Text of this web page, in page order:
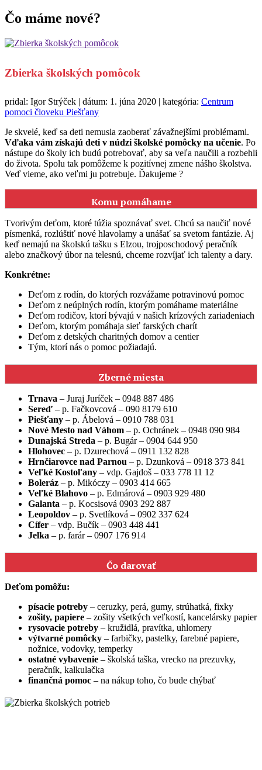
Čo máme nové?
Zbierka školských pomôcok
pridal: Igor Strýček | dátum: 1. júna 2020 | kategória: Centrum
pomoci človeku Piešťany
Je skvelé, keď sa deti nemusia zaoberať závažnejšími problémami.
Vďaka vám získajú deti v núdzi školské pomôcky na učenie. Po
nástupe do školy ich budú potrebovať, aby sa veľa naučili a rozbehli
do života. Spolu tak pomôžeme k pozitívnej zmene nášho školstva.
Veď vieme, ako veľmi ju potrebuje. Ďakujeme ?
Komu pomáhame
Tvorivým deťom, ktoré túžia spoznávať svet. Chcú sa naučiť nové
písmenká, rozlúštiť nové hlavolamy a unášať sa svetom fantázie. Aj
keď nemajú na školskú tašku s Elzou, trojposchodový peračník
alebo značkový úbor na telesnú, chceme rozvíjať ich talenty a dary.
Konkrétne:
Deťom z rodín, do ktorých rozvážame potravinovú pomoc
Deťom z neúplných rodín, ktorým pomáhame materiálne
Deťom rodičov, ktorí bývajú v našich krízových zariadeniach
Deťom, ktorým pomáhaja sieť farských charít
Deťom z detských charitných domov a centier
Tým, ktorí nás o pomoc požiadajú.
Zberné miesta
Trnava – Juraj Juríček – 0948 887 486
Sereď – p. Fačkovcová – 090 8179 610
Piešťany – p. Ábelová – 0910 788 031
Nové Mesto nad Váhom – p. Ochránek – 0948 090 984
Dunajská Streda – p. Bugár – 0904 644 950
Hlohovec – p. Dzurechová – 0911 132 828
Hrnčiarovce nad Parnou – p. Dzunková – 0918 373 841
Veľké Kostoľany – vdp. Gajdoš – 033 778 11 12
Boleráz – p. Mikóczy – 0903 414 665
Veľké Blahovo – p. Edmárová – 0903 929 480
Galanta – p. Kocsisová 0903 292 887
Leopoldov – p. Svetlíková – 0902 337 624
Cífer – vdp. Bučík – 0903 448 441
Jelka – p. farár – 0907 176 914
Čo darovať
Deťom pomôžu:
písacie potreby – ceruzky, perá, gumy, strúhatká, fixky
zošity, papiere – zošity všetkých veľkostí, kancelársky papier
rysovacie potreby – kružidlá, pravítka, uhlomery
výtvarné pomôcky – farbičky, pastelky, farebné papiere,
nožnice, vodovky, temperky
ostatné vybavenie – školská taška, vrecko na prezuvky,
peračník, kalkulačka
finančná pomoc – na nákup toho, čo bude chýbať